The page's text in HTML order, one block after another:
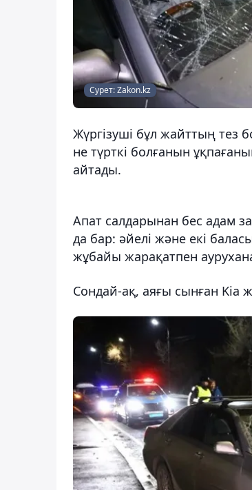
Сурет: Zakon.kz
Жүргізуші бұл жайттың тез
не түрткі болғанын
айтады.
Апат салдарынан бес адам
да бар: әйелі және екі
жұбайы жарақатпен
Сондай-ақ, аяғы сынған Kia